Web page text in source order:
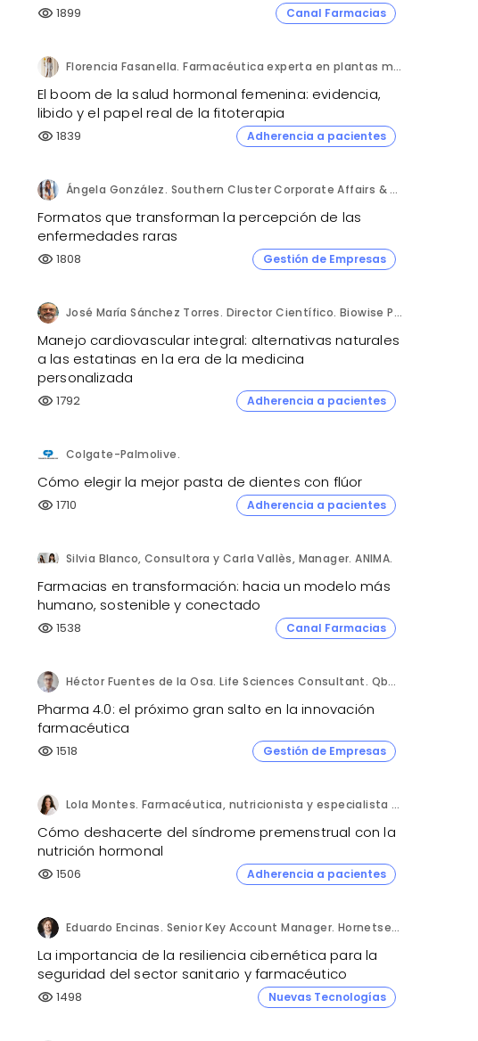
visibility 1899 Canal Farmacias
Florencia Fasanella. Farmacéutica experta en plantas medicinales.
El boom de la salud hormonal femenina: evidencia,
libido y el papel real de la fitoterapia
visibility 1839 Adherencia a pacientes
Ángela González. Southern Cluster Corporate Affairs & Patient Partnership Director. Kyowa Kirin.
Formatos que transforman la percepción de las
enfermedades raras
visibility 1808 Gestión de Empresas
José María Sánchez Torres. Director Científico. Biowise Pharmaceuticals.
Manejo cardiovascular integral: alternativas naturales
a las estatinas en la era de la medicina
personalizada
visibility 1792 Adherencia a pacientes
Colgate-Palmolive.
Cómo elegir la mejor pasta de dientes con flúor
visibility 1710 Adherencia a pacientes
Silvia Blanco, Consultora y Carla Vallès, Manager. ANIMA.
Farmacias en transformación: hacia un modelo más
humano, sostenible y conectado
visibility 1538 Canal Farmacias
Héctor Fuentes de la Osa. Life Sciences Consultant. QbD Group.
Pharma 4.0: el próximo gran salto en la innovación
farmacéutica
visibility 1518 Gestión de Empresas
Lola Montes. Farmacéutica, nutricionista y especialista en salud hormonal y de la mujer.
Cómo deshacerte del síndrome premenstrual con la
nutrición hormonal
visibility 1506 Adherencia a pacientes
Eduardo Encinas. Senior Key Account Manager. Hornetsecurity en Iberia.
La importancia de la resiliencia cibernética para la
seguridad del sector sanitario y farmacéutico
visibility 1498 Nuevas Tecnologías